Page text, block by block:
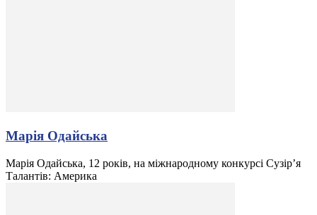
Марія Одайська
Марія Одайська, 12 років, на міжнародному конкурсі Сузір’я
Талантів: Америка